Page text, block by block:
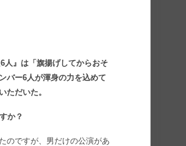
人』は「旗揚げしてからおそ
バー6人が渾身の力を込めて
ただいた。
か？
のですが、男だけの公演があ